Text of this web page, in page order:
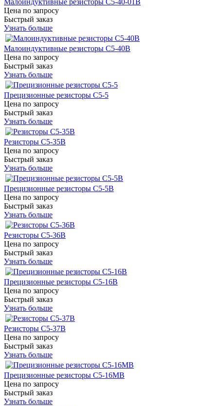
Цена по запросу
Быстрый заказ
Узнать больше
Малоиндуктивные резисторы С5-40В
Цена по запросу
Быстрый заказ
Узнать больше
Прецизионные резисторы С5-5
Цена по запросу
Быстрый заказ
Узнать больше
Резисторы С5-35В
Цена по запросу
Быстрый заказ
Узнать больше
Прецизионные резисторы С5-5В
Цена по запросу
Быстрый заказ
Узнать больше
Резисторы С5-36В
Цена по запросу
Быстрый заказ
Узнать больше
Прецизионные резисторы С5-16В
Цена по запросу
Быстрый заказ
Узнать больше
Резисторы С5-37В
Цена по запросу
Быстрый заказ
Узнать больше
Прецизионные резисторы С5-16МВ
Цена по запросу
Быстрый заказ
Узнать больше